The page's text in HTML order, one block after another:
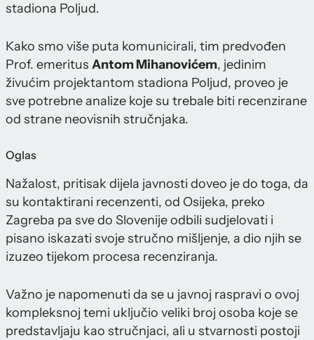
stadiona Poljud.
Kako smo više puta komunicirali, tim predvođen
Prof. emeritus Antom Mihanovićem, jedinim
živućim projektantom stadiona Poljud, proveo je
sve potrebne analize koje su trebale biti recenzirane
od strane neovisnih stručnjaka.
Oglas
Nažalost, pritisak dijela javnosti doveo je do toga, da
su kontaktirani recenzenti, od Osijeka, preko
Zagreba pa sve do Slovenije odbili sudjelovati i
pisano iskazati svoje stručno mišljenje, a dio njih se
izuzeo tijekom procesa recenziranja.
Važno je napomenuti da se u javnoj raspravi o ovoj
kompleksnoj temi uključio veliki broj osoba koje se
predstavljaju kao stručnjaci, ali u stvarnosti postoji